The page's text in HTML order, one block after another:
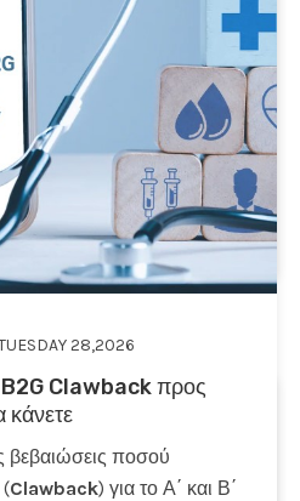
εξοικειωθούν με τις
εφαρμογής. Περιλαμβάνει
την καταχώρηση πελατών
την αποστολή
, καθώς και τη
28,2026
B2G Clawback προς
ποσού
(Clawback) για το Α΄ και Β΄
5 >